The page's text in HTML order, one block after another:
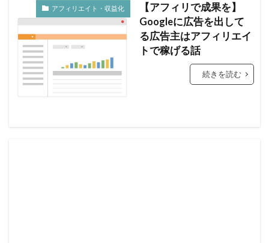
アフィリエイト・収益化
【アフィリで成果を】
Googleに広告を出して
る広告主はアフィリエイ
トで稼げる話
続きを読む